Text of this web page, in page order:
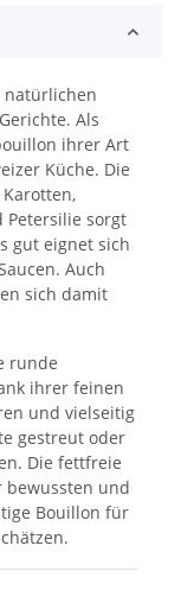
natürlichen
Als
ihrer Art
Küche. Die
Petersilie sorgt
gut eignet sich
Auch
sich damit
runde
ihrer feinen
und vielseitig
gestreut oder
Die fettfreie
bewussten und
Bouillon für